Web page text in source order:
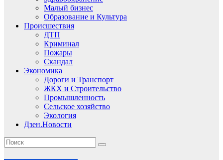
Малый бизнес
Образование и Культура
Происшествия
ДТП
Криминал
Пожары
Скандал
Экономика
Дороги и Транспорт
ЖКХ и Строительство
Промышленность
Сельское хозяйство
Экология
Дзен.Новости